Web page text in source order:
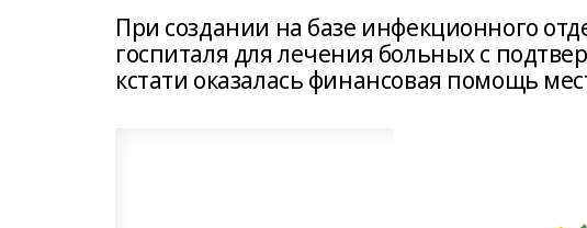
При создании на базе инфекционного
госпиталя для лечения больных с
кстати оказалась финансовая помощь